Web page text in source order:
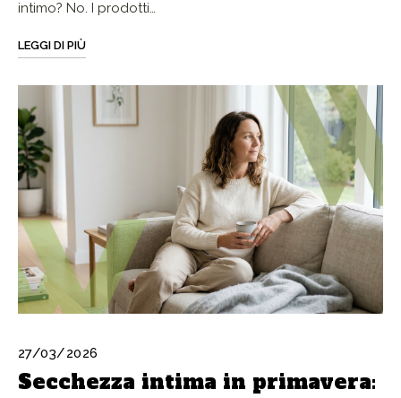
intimo? No. I prodotti…
LEGGI DI PIÙ
27/03/2026
Secchezza intima in primavera: